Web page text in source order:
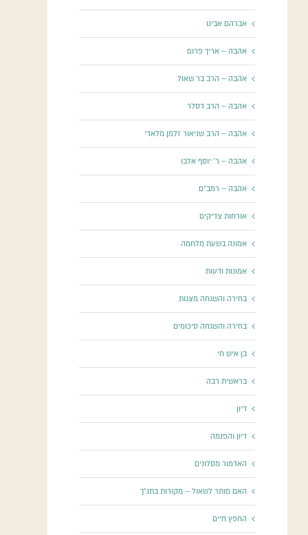
אברהם אבינו
אהבה – אריך פרום
אהבה – הרב בר שאול
אהבה – הרב דסלר
אהבה – הרב שניאור זלמן מלאדי
אהבה – ר' יוסף אלבו
אהבה – רמב"ם
אורחות צדיקים
אמונה בשעת מלחמה
אמונות ודעות
בחירה והשגחה מצגות
בחירה והשגחה סיכומים
בן איש חי
בראשית רבה
דיון
דיון והפנמה
האדמור מסלונים
האם מותר לשאול – מקורות בתנ"ך
החפץ חיים